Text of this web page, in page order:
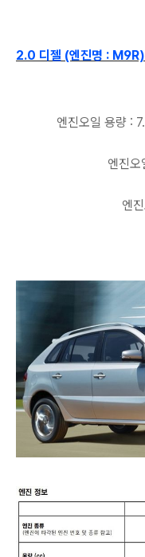
2.0 디젤 (엔진명 : M9R)
엔진오일 용량 :
엔진
엔